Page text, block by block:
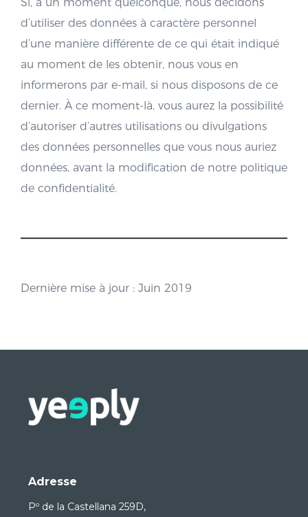
d’utiliser des données à caractère personnel
d’une manière différente de ce qui était indiqué
au moment de les obtenir, nous vous en
informerons par e-mail, si nous disposons de ce
dernier. À ce moment-là, vous aurez la possibilité
d’autoriser d’autres utilisations ou divulgations
des données personnelles que vous nous auriez
données, avant la modification de notre politique
de confidentialité.
Dernière mise à jour : Juin 2019
Adresse
Pº de la Castellana 259D,